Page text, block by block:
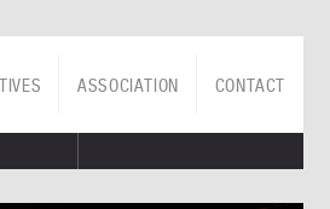
CONTACT
ASSOCIATION